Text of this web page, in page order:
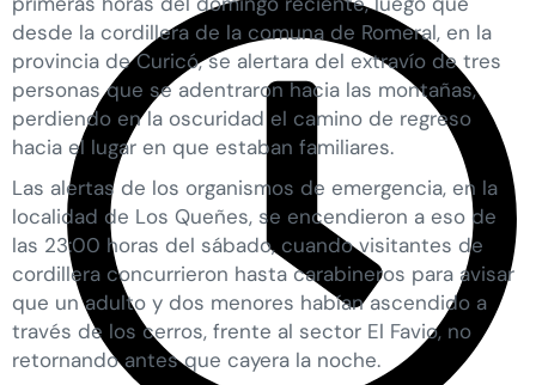
desde la cordillera de la comuna de Romeral, en la
provincia de Curicó, se alertara del extravío de tres
personas que se adentraron hacia las montañas,
perdiendo en la oscuridad el camino de regreso
hacia el lugar en que estaban familiares.
Las alertas de los organismos de emergencia, en la
localidad de Los Queñes, se encendieron a eso de
las 23:00 horas del sábado, cuando visitantes de
cordillera concurrieron hasta carabineros para avisar
que un adulto y dos menores habían ascendido a
través de los cerros, frente al sector El Favio, no
retornando antes que cayera la noche.